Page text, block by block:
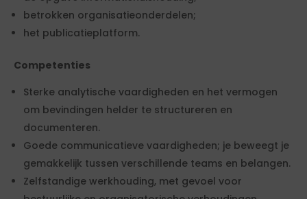
betrokken organisatieonderdelen;
het publicatieplatform.
Competenties
Sterke analytische vaardigheden en het vermogen
om bevindingen helder te structureren en
documenteren.
Goede communicatieve vaardigheden; je beweegt je
gemakkelijk tussen verschillende teams en belangen.
Zelfstandige werkhouding, met gevoel voor